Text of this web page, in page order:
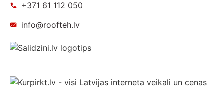
+371 61 112 050
info@roofteh.lv